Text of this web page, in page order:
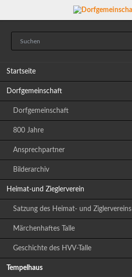
Startseite
Dorfgemeinschaft
Dorfgemeinschaft
800 Jahre
Ansprechpartner
Bilderarchiv
Heimat-und Zieglerverein
Satzung des Heimat- und Ziglervereins
Märchenhaftes Talle
Geschichte des HVV-Talle
Tempelhaus